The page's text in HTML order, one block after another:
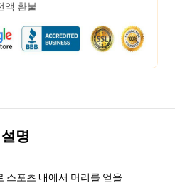
액 환불
설명
스포츠 내에서 머리를 얻을